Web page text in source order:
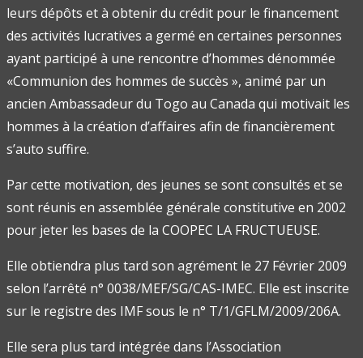
leurs dépôts et à obtenir du crédit pour le financement
des activités lucratives a germé en certaines personnes
ayant participé à une rencontre d’hommes dénommée
«Communion des hommes de succès », animé par un
ancien Ambassadeur du Togo au Canada qui motivait les
hommes à la création d’affaires afin de financièrement
s’auto suffire.
Par cette motivation, des jeunes se sont consultés et se
sont réunis en assemblée générale constitutive en 2002
pour jeter les bases de la COOPEC LA FRUCTUEUSE.
Elle obtiendra plus tard son agrément le 27 Février 2009
selon l’arrêté n° 0038/MEF/SG/CAS-IMEC. Elle est inscrite
sur le registre des IMF sous le n° T/1/GFLM/2009/206A.
Elle sera plus tard intégrée dans l’Association